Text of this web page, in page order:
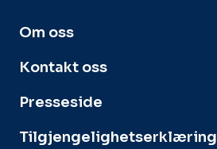
Om oss
Kontakt oss
Presseside
Tilgjengelighetserklæring